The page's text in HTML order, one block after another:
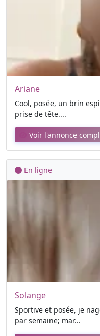
Ariane
Cool, posée, un brin
prise de tête....
Voir l'annonce
En ligne
Solange
Sportive et posée, je
par semaine; mar...